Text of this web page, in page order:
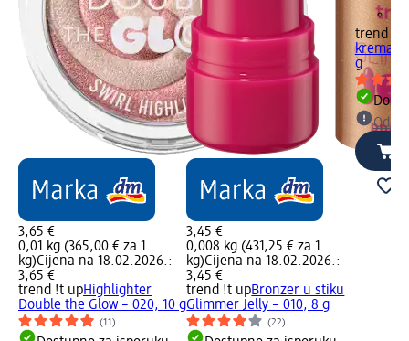
3,65 €
0,01 kg (365,00 € za 1
kg)Cijena na 18.02.2026.:
3,65 €
trend !t upHighlighter
Double the Glow – 020, 10 g
(11)
3,45 €
0,008 kg (431,25 € za 1
kg)Cijena na 18.02.2026.:
3,45 €
trend !t upBronzer u stiku
Glimmer Jelly – 010, 8 g
(22)
trend !t
g